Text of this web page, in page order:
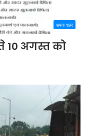
अपना शहर
10 अगस्त को